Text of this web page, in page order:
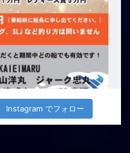
Instagram でフォロー